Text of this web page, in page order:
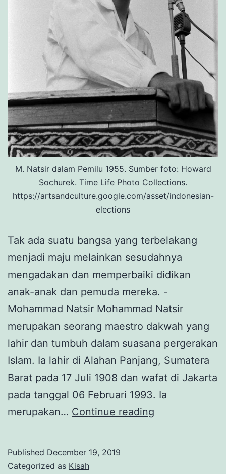
M. Natsir dalam Pemilu 1955. Sumber foto: Howard
Sochurek. Time Life Photo Collections.
https://artsandculture.google.com/asset/indonesian-
elections
Tak ada suatu bangsa yang terbelakang
menjadi maju melainkan sesudahnya
mengadakan dan memperbaiki didikan
anak-anak dan pemuda mereka. -
Mohammad Natsir Mohammad Natsir
merupakan seorang maestro dakwah yang
lahir dan tumbuh dalam suasana pergerakan
Islam. Ia lahir di Alahan Panjang, Sumatera
Barat pada 17 Juli 1908 dan wafat di Jakarta
pada tanggal 06 Februari 1993. Ia
merupakan… Continue reading
Published December 19, 2019
Categorized as Kisah